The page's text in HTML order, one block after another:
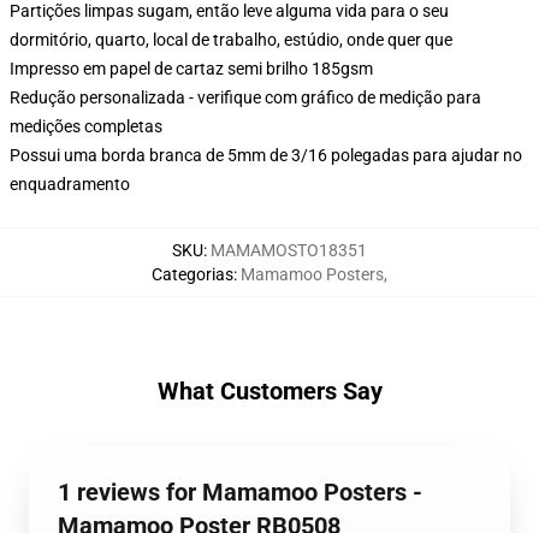
Partições limpas sugam, então leve alguma vida para o seu
dormitório, quarto, local de trabalho, estúdio, onde quer que
Impresso em papel de cartaz semi brilho 185gsm
Redução personalizada - verifique com gráfico de medição para
medições completas
Possui uma borda branca de 5mm de 3/16 polegadas para ajudar no
enquadramento
SKU: MAMAMOSTO18351
Categorias: Mamamoo Posters,
What Customers Say
1 reviews for Mamamoo Posters -
Mamamoo Poster RB0508